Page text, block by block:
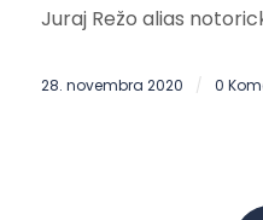
Juraj Režo alias
28. novembra 2020 / 0